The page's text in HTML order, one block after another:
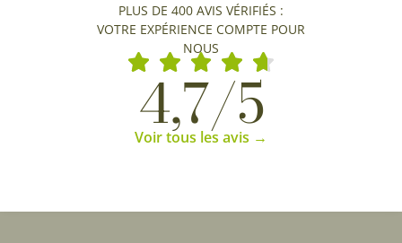
PLUS DE 400 AVIS VÉRIFIÉS :
VOTRE EXPÉRIENCE COMPTE POUR
NOUS
4,7/5
Voir tous les avis →